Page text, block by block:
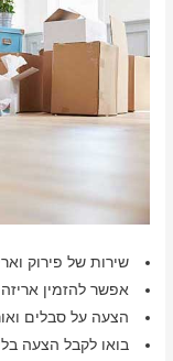
שירות של פירוק
אפשר להזמין
הצעה על סבלים
בואו לקבל הצעה